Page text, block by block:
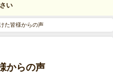
い
た皆様からの声
からの声